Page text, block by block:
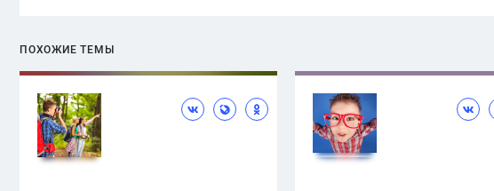
ПОХОЖИЕ ТЕМЫ